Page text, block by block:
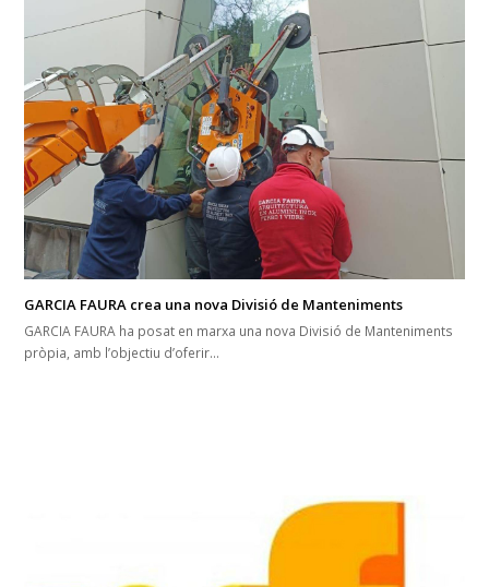
GARCIA FAURA crea una nova Divisió de Manteniments
GARCIA FAURA ha posat en marxa una nova Divisió de Manteniments
pròpia, amb l’objectiu d’oferir…